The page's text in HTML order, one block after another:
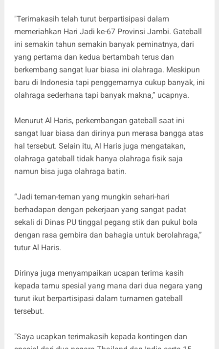
"Terimakasih telah turut berpartisipasi dalam
memeriahkan Hari Jadi ke-67 Provinsi Jambi. Gateball
ini semakin tahun semakin banyak peminatnya, dari
yang pertama dan kedua bertambah terus dan
berkembang sangat luar biasa ini olahraga. Meskipun
baru di Indonesia tapi penggemarnya cukup banyak, ini
olahraga sederhana tapi banyak makna,” ucapnya.
Menurut Al Haris, perkembangan gateball saat ini
sangat luar biasa dan dirinya pun merasa bangga atas
hal tersebut. Selain itu, Al Haris juga mengatakan,
olahraga gateball tidak hanya olahraga fisik saja
namun bisa juga olahraga batin.
“Jadi teman-teman yang mungkin sehari-hari
berhadapan dengan pekerjaan yang sangat padat
sekali di Dinas PU tinggal pegang stik dan pukul bola
dengan rasa gembira dan bahagia untuk berolahraga,”
tutur Al Haris.
Dirinya juga menyampaikan ucapan terima kasih
kepada tamu spesial yang mana dari dua negara yang
turut ikut berpartisipasi dalam turnamen gateball
tersebut.
"Saya ucapkan terimakasih kepada kontingen dan